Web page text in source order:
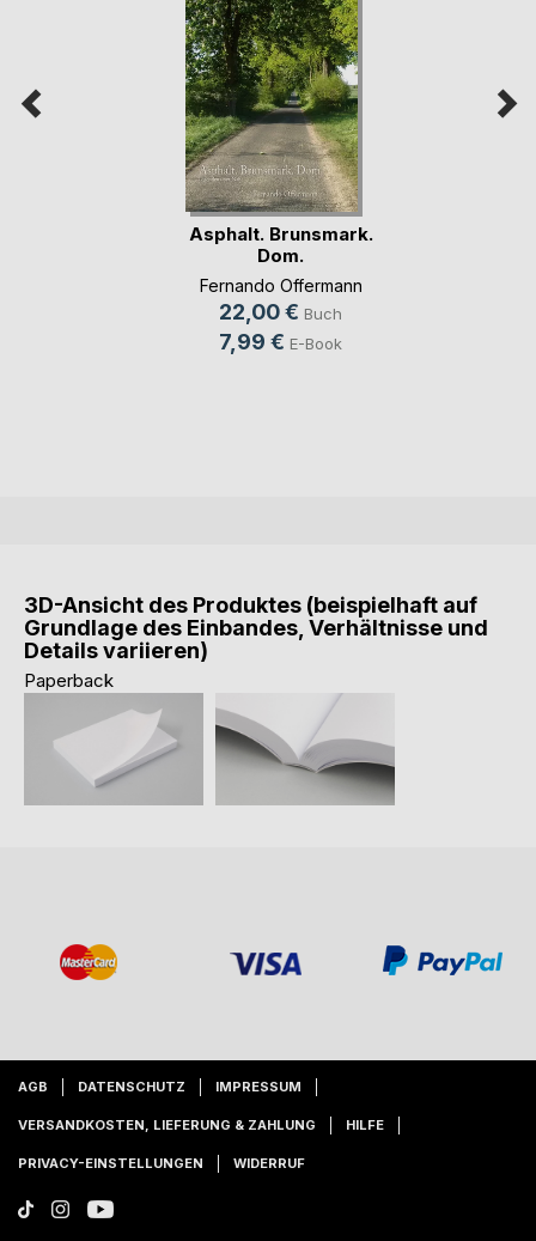
Asphalt. Brunsmark.
Dom.
Fernando Offermann
22,00 € Buch
7,99 € E-Book
3D-Ansicht des Produktes (beispielhaft auf
Grundlage des Einbandes, Verhältnisse und
Details variieren)
Paperback
AGB DATENSCHUTZ IMPRESSUM
VERSANDKOSTEN, LIEFERUNG & ZAHLUNG HILFE
PRIVACY-EINSTELLUNGEN WIDERRUF